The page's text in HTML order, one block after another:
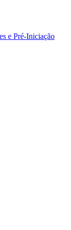
e Pré-Iniciação